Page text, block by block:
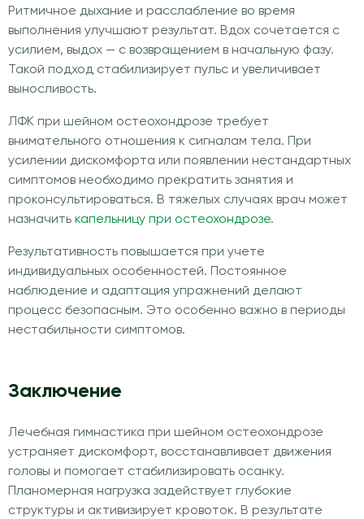
Ритмичное дыхание и расслабление во время
выполнения улучшают результат. Вдох сочетается с
усилием, выдох — с возвращением в начальную фазу.
Такой подход стабилизирует пульс и увеличивает
выносливость.
ЛФК при шейном остеохондрозе требует
внимательного отношения к сигналам тела. При
усилении дискомфорта или появлении нестандартных
симптомов необходимо прекратить занятия и
проконсультироваться. В тяжелых случаях врач может
назначить капельницу при остеохондрозе.
Результативность повышается при учете
индивидуальных особенностей. Постоянное
наблюдение и адаптация упражнений делают
процесс безопасным. Это особенно важно в периоды
нестабильности симптомов.
Заключение
Лечебная гимнастика при шейном остеохондрозе
устраняет дискомфорт, восстанавливает движения
головы и помогает стабилизировать осанку.
Планомерная нагрузка задействует глубокие
структуры и активизирует кровоток. В результате